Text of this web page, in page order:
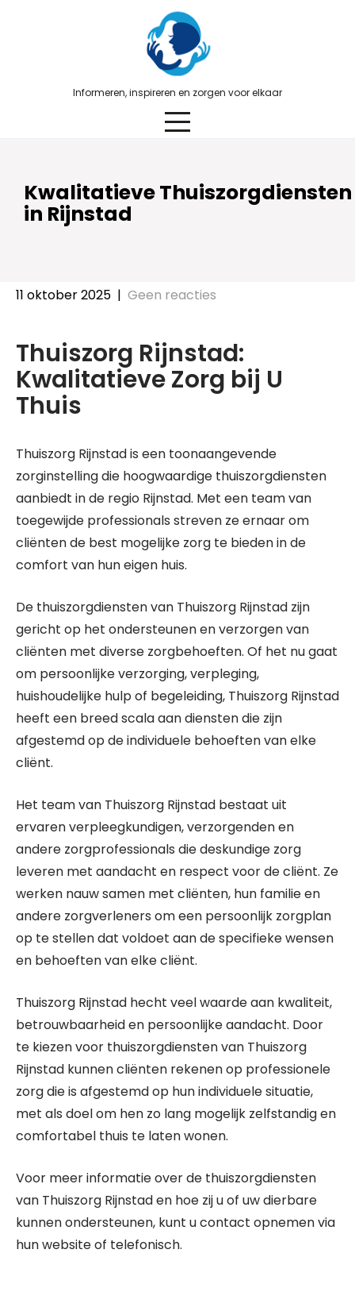
Informeren, inspireren en zorgen voor elkaar
Kwalitatieve Thuiszorgdiensten
in Rijnstad
11 oktober 2025 | Geen reacties
Thuiszorg Rijnstad:
Kwalitatieve Zorg bij U
Thuis
Thuiszorg Rijnstad is een toonaangevende
zorginstelling die hoogwaardige thuiszorgdiensten
aanbiedt in de regio Rijnstad. Met een team van
toegewijde professionals streven ze ernaar om
cliënten de best mogelijke zorg te bieden in de
comfort van hun eigen huis.
De thuiszorgdiensten van Thuiszorg Rijnstad zijn
gericht op het ondersteunen en verzorgen van
cliënten met diverse zorgbehoeften. Of het nu gaat
om persoonlijke verzorging, verpleging,
huishoudelijke hulp of begeleiding, Thuiszorg Rijnstad
heeft een breed scala aan diensten die zijn
afgestemd op de individuele behoeften van elke
cliënt.
Het team van Thuiszorg Rijnstad bestaat uit
ervaren verpleegkundigen, verzorgenden en
andere zorgprofessionals die deskundige zorg
leveren met aandacht en respect voor de cliënt. Ze
werken nauw samen met cliënten, hun familie en
andere zorgverleners om een persoonlijk zorgplan
op te stellen dat voldoet aan de specifieke wensen
en behoeften van elke cliënt.
Thuiszorg Rijnstad hecht veel waarde aan kwaliteit,
betrouwbaarheid en persoonlijke aandacht. Door
te kiezen voor thuiszorgdiensten van Thuiszorg
Rijnstad kunnen cliënten rekenen op professionele
zorg die is afgestemd op hun individuele situatie,
met als doel om hen zo lang mogelijk zelfstandig en
comfortabel thuis te laten wonen.
Voor meer informatie over de thuiszorgdiensten
van Thuiszorg Rijnstad en hoe zij u of uw dierbare
kunnen ondersteunen, kunt u contact opnemen via
hun website of telefonisch.